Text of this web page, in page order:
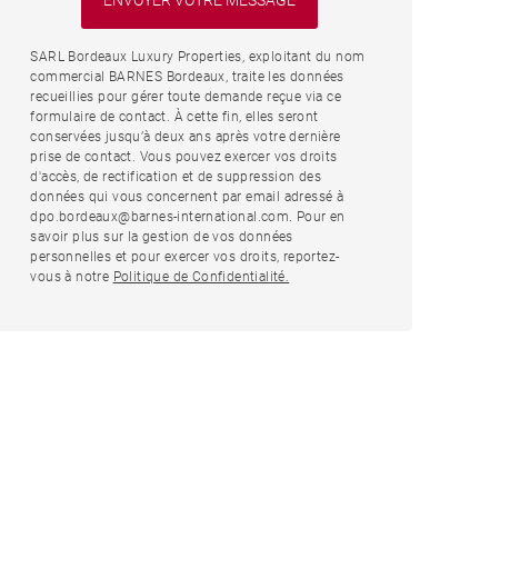
SARL Bordeaux Luxury Properties, exploitant du nom
commercial BARNES Bordeaux, traite les données
recueillies pour gérer toute demande reçue via ce
formulaire de contact. À cette fin, elles seront
conservées jusqu’à deux ans après votre dernière
prise de contact. Vous pouvez exercer vos droits
d'accès, de rectification et de suppression des
données qui vous concernent par email adressé à
dpo.bordeaux@barnes-international.com. Pour en
savoir plus sur la gestion de vos données
personnelles et pour exercer vos droits, reportez-
vous à notre Politique de Confidentialité.